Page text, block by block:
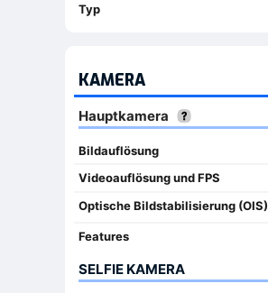
Typ
KAMERA
Hauptkamera
Bildauflösung
Videoauflösung und FPS
Optische Bildstabilisierung (OIS)
Features
SELFIE KAMERA